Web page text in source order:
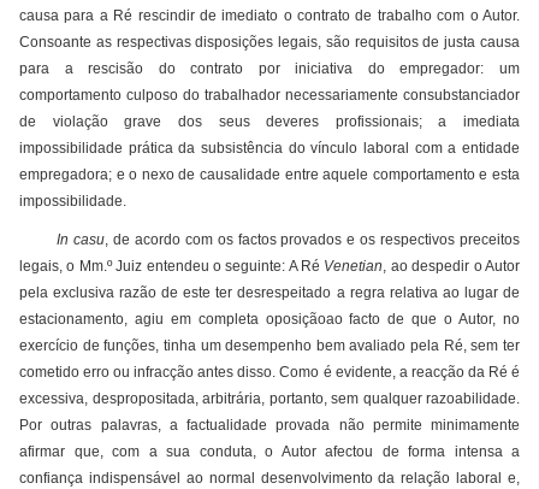
causa para a Ré rescindir de imediato o contrato de trabalho com o Autor.
Consoante as respectivas disposições legais, são requisitos de justa causa
para a rescisão do contrato por iniciativa do empregador: um
comportamento culposo do trabalhador necessariamente consubstanciador
de violação grave dos seus deveres profissionais; a imediata
impossibilidade prática da subsistência do vínculo laboral com a entidade
empregadora; e o nexo de causalidade entre aquele comportamento e esta
impossibilidade.
In casu, de acordo com os factos provados e os respectivos preceitos
legais, o Mm.º Juiz entendeu o seguinte: A Ré Venetian, ao despedir o Autor
pela exclusiva razão de este ter desrespeitado a regra relativa ao lugar de
estacionamento, agiu em completa oposiçãoao facto de que o Autor, no
exercício de funções, tinha um desempenho bem avaliado pela Ré, sem ter
cometido erro ou infracção antes disso. Como é evidente, a reacção da Ré é
excessiva, despropositada, arbitrária, portanto, sem qualquer razoabilidade.
Por outras palavras, a factualidade provada não permite minimamente
afirmar que, com a sua conduta, o Autor afectou de forma intensa a
confiança indispensável ao normal desenvolvimento da relação laboral e,